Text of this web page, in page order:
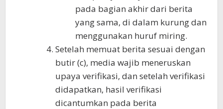
pada bagian akhir dari berita
yang sama, di dalam kurung dan
menggunakan huruf miring.
Setelah memuat berita sesuai dengan
butir (c), media wajib meneruskan
upaya verifikasi, dan setelah verifikasi
didapatkan, hasil verifikasi
dicantumkan pada berita